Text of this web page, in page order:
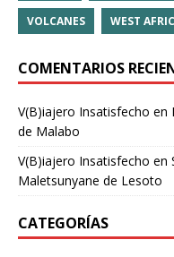
VOLCANES WEST
COMENTARIOS
V(B)iajero Insatisfecho en
de Malabo
V(B)iajero Insatisfecho en
Maletsunyane de Lesoto
CATEGORÍAS